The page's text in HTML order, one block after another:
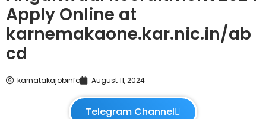
Apply Online at
karnemakaone.kar.nic.in/ab
cd
karnatakajobinfo August 11, 2024
Telegram Channel